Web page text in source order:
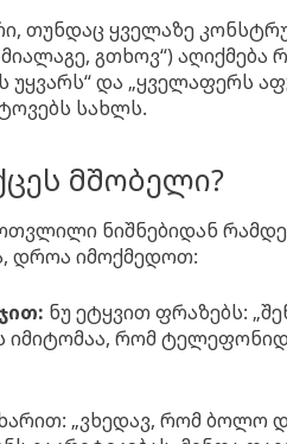
თუნდაც ყველაზე
გთხოვ“)
უყვარს“ და „ყველაფერს
სახლს.
მშობელი?
ნიშნებიდან
დროა იმოქმედოთ:
ნუ ეტყვით ფრაზებს:
იმიტომაა, რომ
„ვხედავ, რომ ბოლო